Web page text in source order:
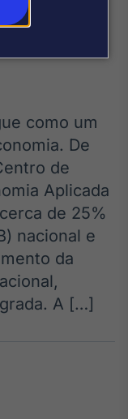
da
como um
De
de
Aplicada
de 25%
nacional e
da
A […]